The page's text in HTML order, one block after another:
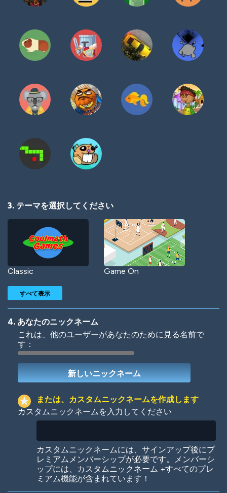
3. テーマを選択してください
Classic Game On
Woof
Colorful
すべて表示
4. あなたのニックネーム
これは、他のユーザーがあなたのために見る名前で
す：
または、カスタムニックネームを作成します
カスタムニックネームを入力してください
カスタムニックネームには、サインアップ後にプ
レミアムメンバーシップが必要です。メンバーシ
ップには、カスタムニックネーム +すべてのプレ
ミアム機能が含まれています！